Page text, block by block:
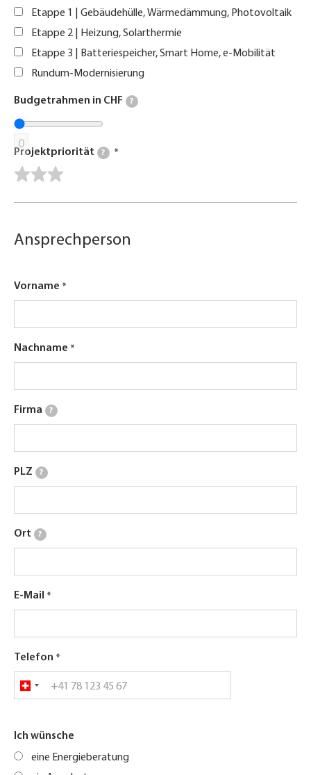
Etappe 1 | Gebäudehülle, Wärmedämmung, Photovoltaik
Etappe 2 | Heizung, Solarthermie
Etappe 3 | Batteriespeicher, Smart Home, e-Mobilität
Rundum-Modernisierung
Budgetrahmen in CHF ?
0
Projektpriorität ?
Ansprechperson
Vorname
Nachname
Firma ?
PLZ ?
Ort ?
E-Mail
Telefon
Ich wünsche
eine Energieberatung